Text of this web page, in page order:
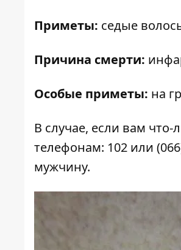
Приметы: седые
Причина смерти:
Особые приметы: на
В случае, если вам
телефонам: 102 или
мужчину.